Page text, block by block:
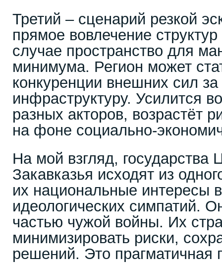
Третий – сценарий резкой
прямое вовлечение структур
случае пространство для
минимума. Регион может
конкуренции внешних сил
инфраструктуру. Усилится
разных акторов, возрастёт
на фоне социально-
На мой взгляд, государства
Закавказья исходят из
их национальные
идеологических симпатий.
частью чужой войны. Их
минимизировать риски,
решений. Это прагматичная